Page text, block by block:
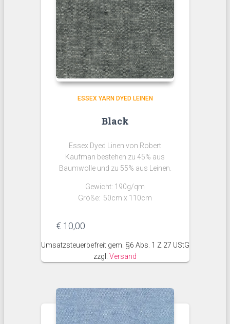
ESSEX YARN DYED LEINEN
Black
Essex Dyed Linen von Robert
Kaufman bestehen zu 45% aus
Baumwolle und zu 55% aus Leinen.
Gewicht: 190g/qm
Größe: 50cm x 110cm
€ 10,00
Umsatzsteuerbefreit gem. §6 Abs. 1 Z 27 UStG
zzgl. Versand